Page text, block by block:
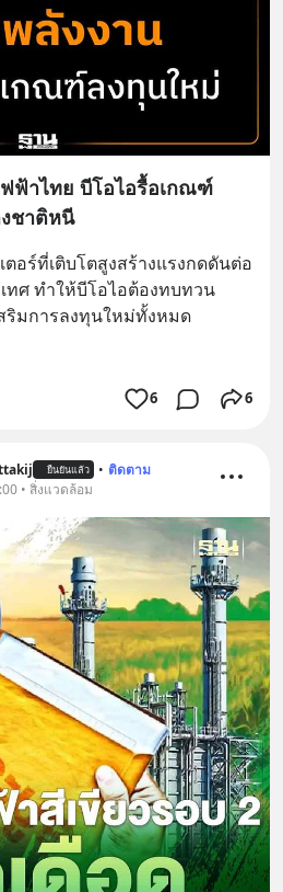
ฟฟ้าไทย บีโอไอรื้อเกณฑ์
ชาติหนี
ตอร์ที่เติบโตสูงสร้างแรงกดดันต่อ
ทศ ทำให้บีโอไอต้องทบทวน
ริมการลงทุนใหม่ทั้งหมด
6 6
ยืนยันแล้ว • ติดตาม
• สิ่งแวดล้อม